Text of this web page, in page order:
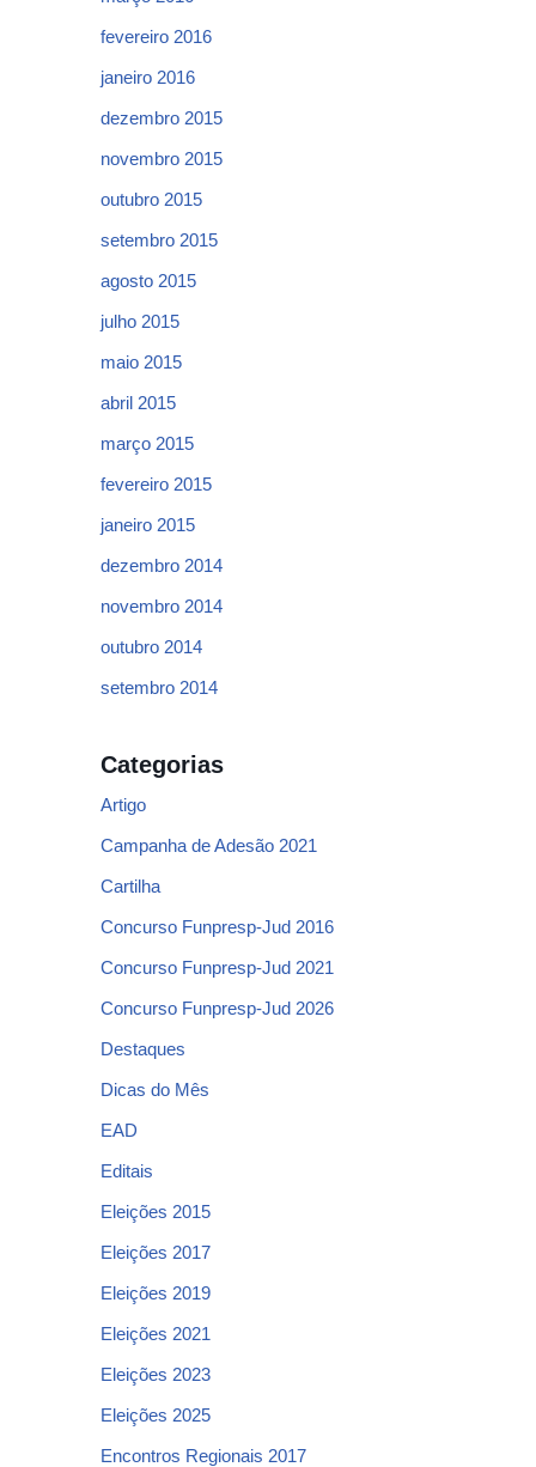
fevereiro 2016
janeiro 2016
dezembro 2015
novembro 2015
outubro 2015
setembro 2015
agosto 2015
julho 2015
maio 2015
abril 2015
março 2015
fevereiro 2015
janeiro 2015
dezembro 2014
novembro 2014
outubro 2014
setembro 2014
Categorias
Artigo
Campanha de Adesão 2021
Cartilha
Concurso Funpresp-Jud 2016
Concurso Funpresp-Jud 2021
Concurso Funpresp-Jud 2026
Destaques
Dicas do Mês
EAD
Editais
Eleições 2015
Eleições 2017
Eleições 2019
Eleições 2021
Eleições 2023
Eleições 2025
Encontros Regionais 2017